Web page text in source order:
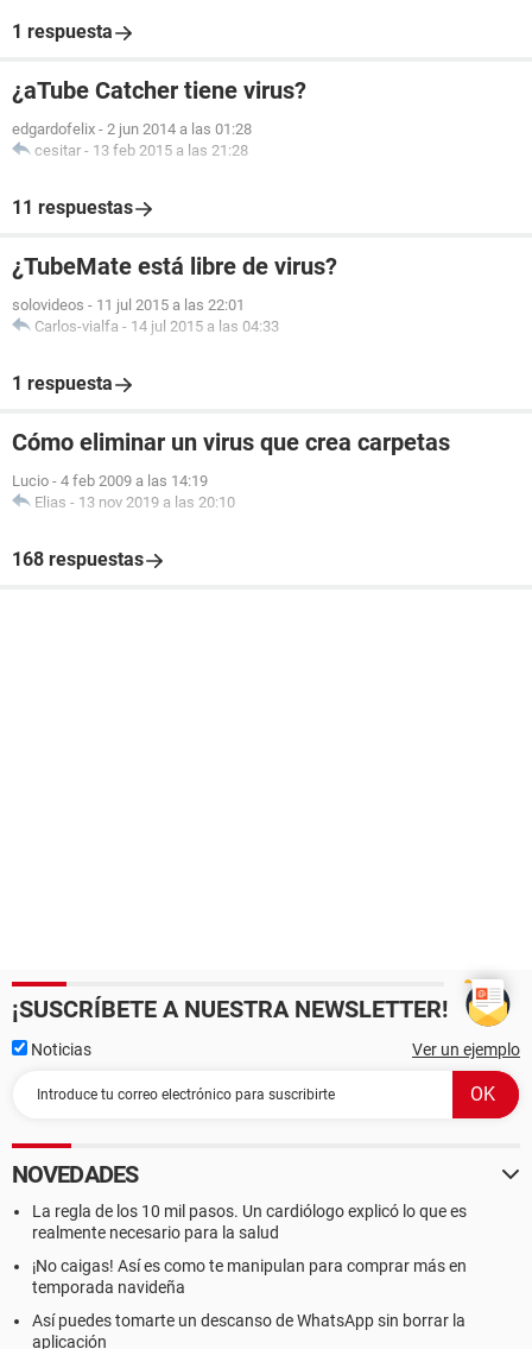
1 respuesta
¿aTube Catcher tiene virus?
edgardofelix - 2 jun 2014 a las 01:28
cesitar - 13 feb 2015 a las 21:28
11 respuestas
¿TubeMate está libre de virus?
solovideos - 11 jul 2015 a las 22:01
Carlos-vialfa - 14 jul 2015 a las 04:33
1 respuesta
Cómo eliminar un virus que crea carpetas
Lucio - 4 feb 2009 a las 14:19
Elias - 13 nov 2019 a las 20:10
168 respuestas
¡SUSCRÍBETE A NUESTRA NEWSLETTER!
Noticias Ver un ejemplo
NOVEDADES
La regla de los 10 mil pasos. Un cardiólogo explicó lo que es
realmente necesario para la salud
¡No caigas! Así es como te manipulan para comprar más en
temporada navideña
Así puedes tomarte un descanso de WhatsApp sin borrar la
aplicación